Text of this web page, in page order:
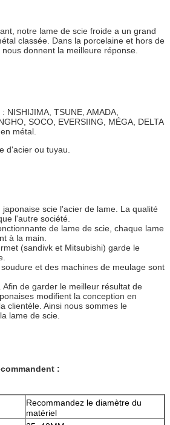
notre lame de scie froide a un grand
classée. Dans la porcelaine et hors de
donnent la meilleure réponse.
NISHIJIMA, TSUNE, AMADA,
SOCO, EVERSIING, MÉGA, DELTA
métal.
d'acier ou tuyau.
scie l'acier de lame. La qualité
l'autre société.
de lame de scie, chaque lame
à la main.
(sandivk et Mitsubishi) garde le
et des machines de meulage sont
de garder le meilleur résultat de
modifient la conception en
clientèle. Ainsi nous sommes le
lame de scie.
:
Recommandez le diamètre du
matériel